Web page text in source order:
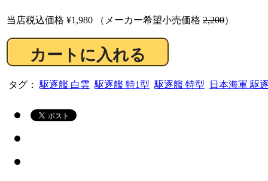
当店税込価格 ¥1,980 （メーカー希望小売価格 2,200）
タグ： 駆逐艦 白雲 駆逐艦 特1型 駆逐艦 特型 日本海軍 駆